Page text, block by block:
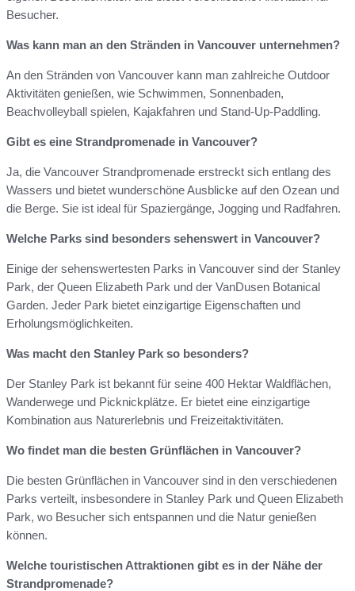
Besucher.
Was kann man an den Stränden in Vancouver unternehmen?
An den Stränden von Vancouver kann man zahlreiche Outdoor
Aktivitäten genießen, wie Schwimmen, Sonnenbaden,
Beachvolleyball spielen, Kajakfahren und Stand-Up-Paddling.
Gibt es eine Strandpromenade in Vancouver?
Ja, die Vancouver Strandpromenade erstreckt sich entlang des
Wassers und bietet wunderschöne Ausblicke auf den Ozean und
die Berge. Sie ist ideal für Spaziergänge, Jogging und Radfahren.
Welche Parks sind besonders sehenswert in Vancouver?
Einige der sehenswertesten Parks in Vancouver sind der Stanley
Park, der Queen Elizabeth Park und der VanDusen Botanical
Garden. Jeder Park bietet einzigartige Eigenschaften und
Erholungsmöglichkeiten.
Was macht den Stanley Park so besonders?
Der Stanley Park ist bekannt für seine 400 Hektar Waldflächen,
Wanderwege und Picknickplätze. Er bietet eine einzigartige
Kombination aus Naturerlebnis und Freizeitaktivitäten.
Wo findet man die besten Grünflächen in Vancouver?
Die besten Grünflächen in Vancouver sind in den verschiedenen
Parks verteilt, insbesondere in Stanley Park und Queen Elizabeth
Park, wo Besucher sich entspannen und die Natur genießen
können.
Welche touristischen Attraktionen gibt es in der Nähe der
Strandpromenade?